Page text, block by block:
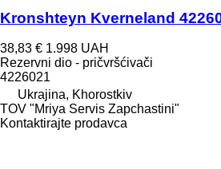
Kronshteyn Kverneland
38,83 € 1.998 UAH
Rezervni dio - pričvršćivači
4226021
Ukrajina, Khorostkiv
TOV "Mriya Servis Zapchastini"
Kontaktirajte prodavca